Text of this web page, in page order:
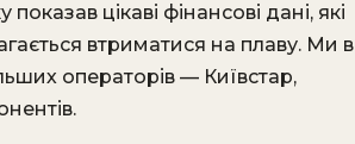
цікаві фінансові дані, які
втриматися на плаву. Ми в
операторів — Київстар,